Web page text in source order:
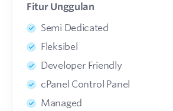
Fitur Unggulan
Semi Dedicated
Fleksibel
Developer Friendly
cPanel Control Panel
Managed